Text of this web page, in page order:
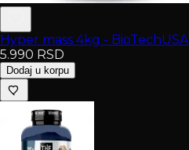
Hyper mass 4kg - BioTechUSA
5.990 RSD
Dodaj u korpu